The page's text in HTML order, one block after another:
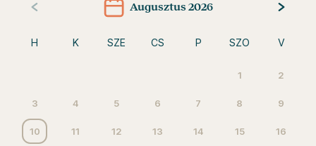
Augusztus 2026
H K SZE CS P SZO V
1 2
3 4 5 6 7 8 9
10 11 12 13 14 15 16